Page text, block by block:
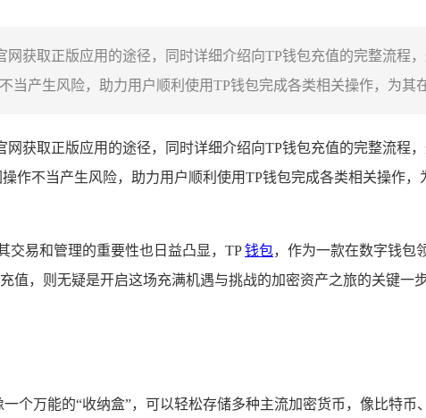
获取正版应用的途径，同时详细介绍向TP钱包充值的完整流程
产生风险，助力用户顺利使用TP钱包完成各类相关操作，为其
网获取正版应用的途径，同时详细介绍向TP钱包充值的完整流程
作不当产生风险，助力用户顺利使用TP钱包完成各类相关操作，
交易和管理的重要性也日益凸显，TP钱包，作为一款在数字钱包
值，则无疑是开启这场充满机遇与挑战的加密资产之旅的关键一
个万能的“收纳盒”，可以轻松存储多种主流加密货币，像比特币